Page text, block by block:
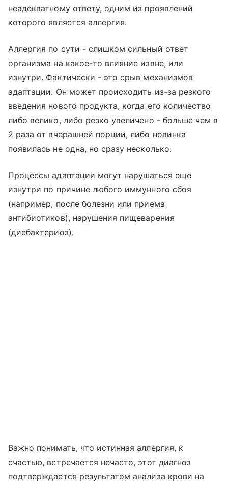
неадекватному ответу, одним из проявлений
которого является аллергия.
Аллергия по сути - слишком сильный ответ
организма на какое-то влияние извне, или
изнутри. Фактически - это срыв механизмов
адаптации. Он может происходить из-за резкого
введения нового продукта, когда его количество
либо велико, либо резко увеличено - больше чем в
2 раза от вчерашней порции, либо новинка
появилась не одна, но сразу несколько.
Процессы адаптации могут нарушаться еще
изнутри по причине любого иммунного сбоя
(например, после болезни или приема
антибиотиков), нарушения пищеварения
(дисбактериоз).
Важно понимать, что истинная аллергия, к
счастью, встречается нечасто, этот диагноз
подтверждается результатом анализа крови на